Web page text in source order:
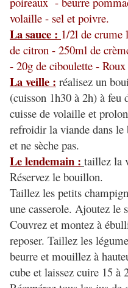
volaille - sel et poivre.
La sauce : 1/2l de crume
de citron - 250ml de
- 20g de ciboulette -
La veille : réalisez un
(cuisson 1h30 à 2h) à feu
cuisse de volaille et
refroidir la viande dans
et ne sèche pas.
Le lendemain : taillez la
Réservez le bouillon.
Taillez les petits
une casserole. Ajoutez le
Couvrez et montez à
reposer. Taillez les
beurre et mouillez à
cube et laissez cuire 15 à